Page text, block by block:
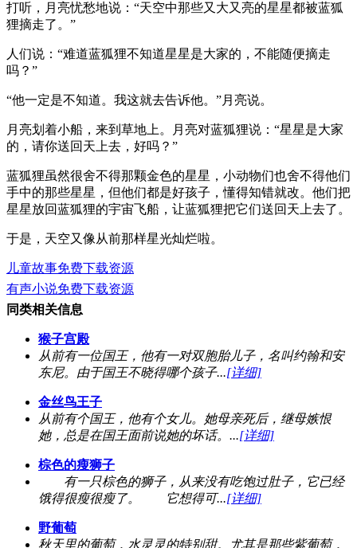
打听，月亮忧愁地说：“天空中那些又大又亮的星星都被蓝狐
狸摘走了。”
人们说：“难道蓝狐狸不知道星星是大家的，不能随便摘走
吗？”
“他一定是不知道。我这就去告诉他。”月亮说。
月亮划着小船，来到草地上。月亮对蓝狐狸说：“星星是大家
的，请你送回天上去，好吗？”
蓝狐狸虽然很舍不得那颗金色的星星，小动物们也舍不得他们
手中的那些星星，但他们都是好孩子，懂得知错就改。他们把
星星放回蓝狐狸的宇宙飞船，让蓝狐狸把它们送回天上去了。
于是，天空又像从前那样星光灿烂啦。
儿童故事免费下载资源
有声小说免费下载资源
同类相关信息
猴子宫殿
从前有一位国王，他有一对双胞胎儿子，名叫约翰和安
东尼。由于国王不晓得哪个孩子...[详细]
金丝鸟王子
从前有个国王，他有个女儿。她母亲死后，继母嫉恨
她，总是在国王面前说她的坏话。...[详细]
棕色的瘦狮子
有一只棕色的狮子，从来没有吃饱过肚子，它已经
饿得很瘦很瘦了。 它想得可...[详细]
野葡萄
秋天里的葡萄，水灵灵的特别甜。尤其是那些紫葡萄，